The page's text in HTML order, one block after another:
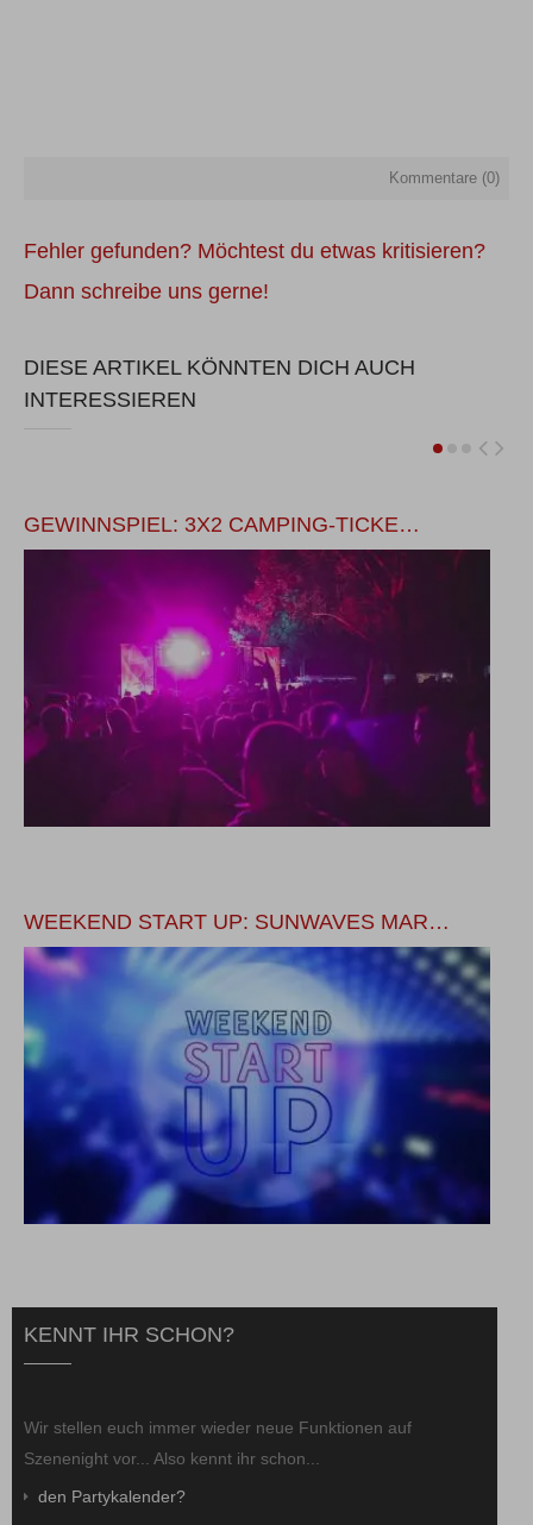
Kommentare (0)
Fehler gefunden? Möchtest du etwas kritisieren?
Dann schreibe uns gerne!
DIESE ARTIKEL KÖNNTEN DICH AUCH
INTERESSIEREN
GEWINNSPIEL: 3X2 CAMPING-TICKE…
WEEKEND START UP: SUNWAVES MAR…
KENNT IHR SCHON?
Wir stellen euch immer wieder neue Funktionen auf
Szenenight vor... Also kennt ihr schon...
den Partykalender?